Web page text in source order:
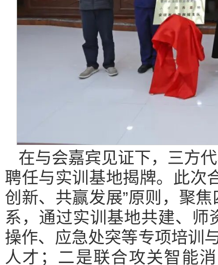
在与会嘉宾见证下，三方
聘任与实训基地揭牌。此次
创新、共赢发展”原则，聚
系，通过实训基地共建、
操作、应急处突等专项培训
人才；二是联合攻关智能